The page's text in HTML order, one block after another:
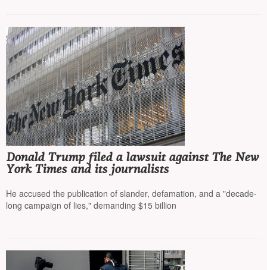
Donald Trump filed a lawsuit against The New
York Times and its journalists
He accused the publication of slander, defamation, and a "decade-
long campaign of lies," demanding $15 billion